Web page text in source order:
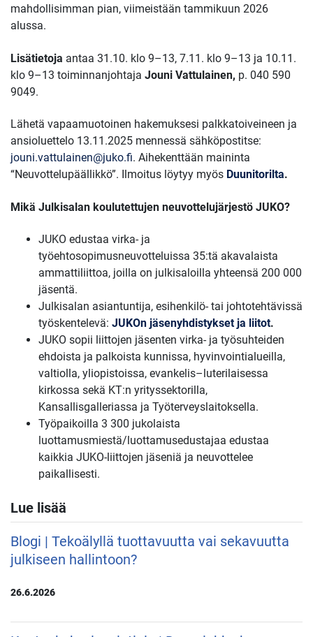
mahdollisimman pian, viimeistään tammikuun 2026
alussa.
Lisätietoja antaa 31.10. klo 9–13, 7.11. klo 9–13 ja 10.11.
klo 9–13 toiminnanjohtaja Jouni Vattulainen, p. 040 590
9049.
Lähetä vapaamuotoinen hakemuksesi palkkatoiveineen ja
ansioluettelo 13.11.2025 mennessä sähköpostitse:
jouni.vattulainen@juko.fi. Aihekenttään maininta
“Neuvottelupäällikkö”. Ilmoitus löytyy myös Duunitorilta.
Mikä Julkisalan koulutettujen neuvottelujärjestö JUKO?
JUKO edustaa virka- ja
työehtosopimusneuvotteluissa 35:tä akavalaista
ammattiliittoa, joilla on julkisaloilla yhteensä 200 000
jäsentä.
Julkisalan asiantuntija, esihenkilö- tai johtotehtävissä
työskentelevä: JUKOn jäsenyhdistykset ja liitot.
JUKO sopii liittojen jäsenten virka- ja työsuhteiden
ehdoista ja palkoista kunnissa, hyvinvointialueilla,
valtiolla, yliopistoissa, evankelis–luterilaisessa
kirkossa sekä KT:n yrityssektorilla,
Kansallisgalleriassa ja Työterveyslaitoksella.
Työpaikoilla 3 300 jukolaista
luottamusmiestä/luottamusedustajaa edustaa
kaikkia JUKO-liittojen jäseniä ja neuvottelee
paikallisesti.
Lue lisää
Blogi | Tekoälyllä tuottavuutta vai sekavuutta
julkiseen hallintoon?
26.6.2026